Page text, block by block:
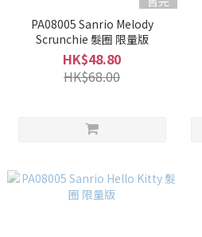
PA08005 Sanrio Melody
Scrunchie 髮圈 限量版
HK$48.80
HK$68.00